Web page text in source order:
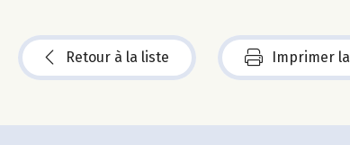
Retour à la liste Imprimer